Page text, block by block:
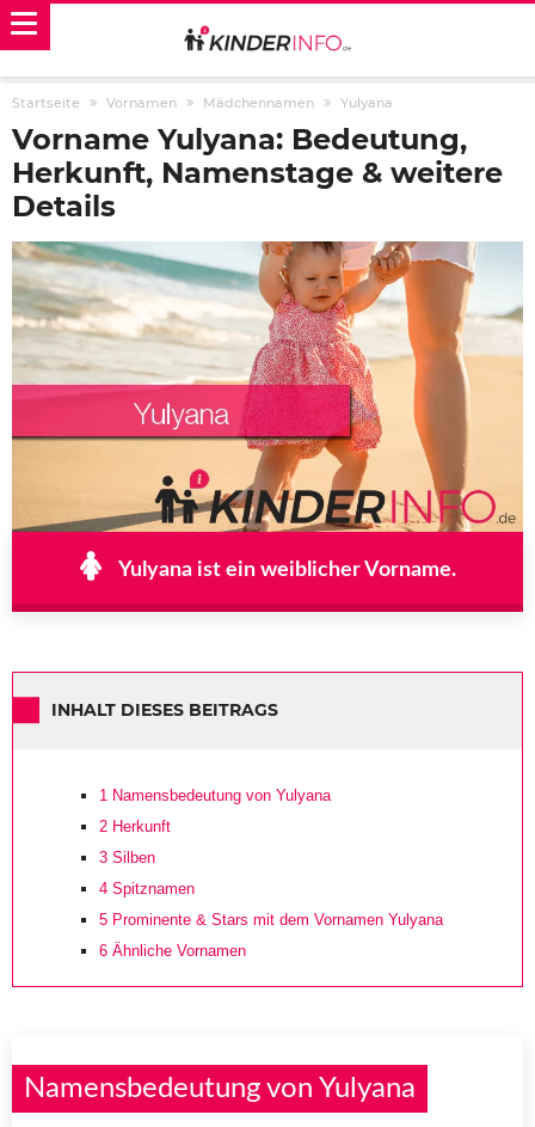
Startseite Vornamen Mädchennamen Yulyana
Vorname Yulyana: Bedeutung,
Herkunft, Namenstage & weitere
Details
Yulyana ist ein weiblicher Vorname.
INHALT DIESES BEITRAGS
1 Namensbedeutung von Yulyana
2 Herkunft
3 Silben
4 Spitznamen
5 Prominente & Stars mit dem Vornamen Yulyana
6 Ähnliche Vornamen
Namensbedeutung von Yulyana